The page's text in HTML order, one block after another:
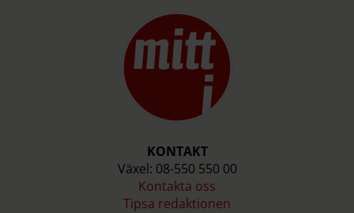
KONTAKT
Växel: 08-550 550 00
Kontakta oss
Tipsa redaktionen